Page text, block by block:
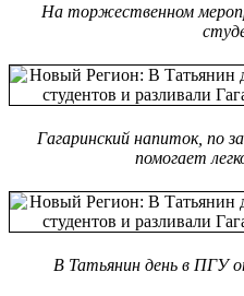
На торжественном
Гагаринский напиток, по
помогает
В Татьянин день в ПГУ